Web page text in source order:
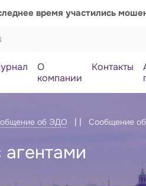
время участились
О
компании
Контакты
об ЭДО Сообщение